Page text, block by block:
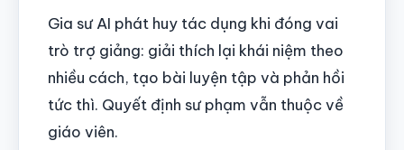
Gia sư AI phát huy tác dụng khi đóng vai
trò trợ giảng: giải thích lại khái niệm theo
nhiều cách, tạo bài luyện tập và phản hồi
tức thì. Quyết định sư phạm vẫn thuộc về
giáo viên.